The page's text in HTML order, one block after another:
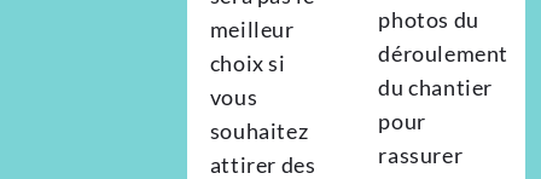
meilleur
choix si
vous
souhaitez
attirer des
photos du
déroulement
du chantier
pour
rassurer